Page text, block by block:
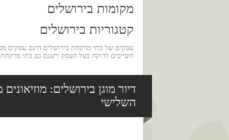
מקומות בירושלים
קטגוריות בירושלים
עסקים של בתי מרקחת בירושלים הינם עסקים
השייכים לרוקח בעל העסק וישנם גם בתי
דיור מוגן בירושלים:
השלישי